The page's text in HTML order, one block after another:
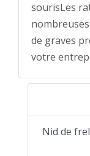
sourisLes
de graves
votre
Nid de